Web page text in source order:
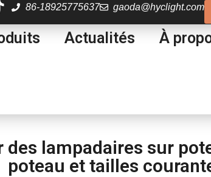
86-18925775637 gaoda@hyclight.com
Actualités À
lampadaires sur
poteau et tailles